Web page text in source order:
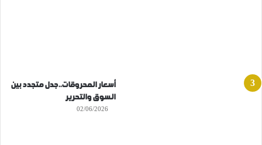
أسعار المحروقات..جدل متجدد بين
السوق والتحرير
02/06/2026